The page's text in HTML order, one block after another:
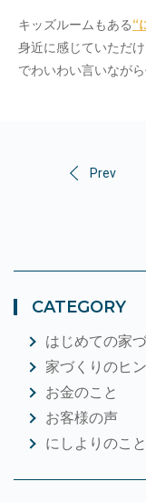
キッズルームもある“
身近に感じていただ
でわいわい言いなが
Prev
CATEGORY
はじめての家
家づくりのヒ
お金のこと
お客様の声
にしよりのこと